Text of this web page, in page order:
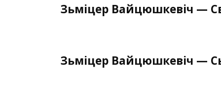
Зьміцер Вайцюшкевіч —
Зьміцер Вайцюшкевіч —